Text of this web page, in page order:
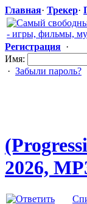
Главная· Трекер·
Регистрация ·
Имя:
· Забыли пароль?
2026,